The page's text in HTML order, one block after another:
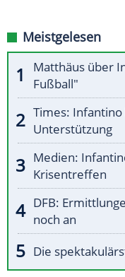
Meistgelesen
Matthäus über
Fußball"
Times:
Unterstützung
Medien:
Krisentreffen
DFB:
noch an
Die